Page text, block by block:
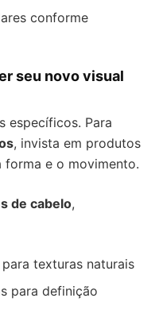
conforme
seu novo visual
específicos. Para
, invista em produtos
forma e o movimento.
de cabelo,
para texturas naturais
para definição